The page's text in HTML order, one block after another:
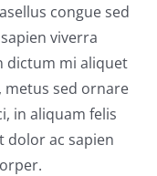
congue sed
viverra
dictum mi aliquet
metus sed ornare
in aliquam felis
dolor ac sapien